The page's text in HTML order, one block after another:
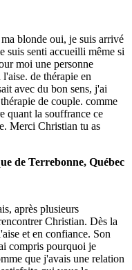
blonde oui, je suis arrivé
suis senti accueilli même si
moi une personne
de thérapie en
avec du bon sens, j'ai
de couple. comme
quant la souffrance ce
Merci Christian tu as
de Terrebonne, Québec
après plusieurs
Christian. Dès la
et en confiance. Son
compris pourquoi je
que j'avais une relation